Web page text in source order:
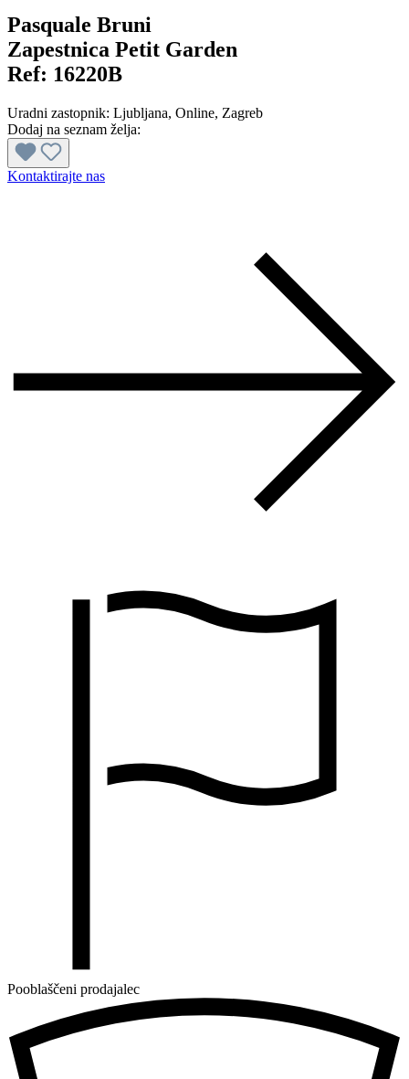
Pasquale Bruni
Zapestnica Petit Garden
Ref: 16220B
Uradni zastopnik: Ljubljana, Online, Zagreb
Dodaj na seznam želja:
Kontaktirajte nas
Pooblaščeni prodajalec